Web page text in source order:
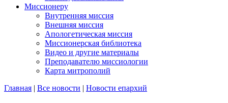
Миссионеру
Внутренняя миссия
Внешняя миссия
Апологетическая миссия
Миссионерская библиотека
Видео и другие материалы
Преподавателю миссиологии
Карта митрополий
Главная | Все новости | Новости епархий